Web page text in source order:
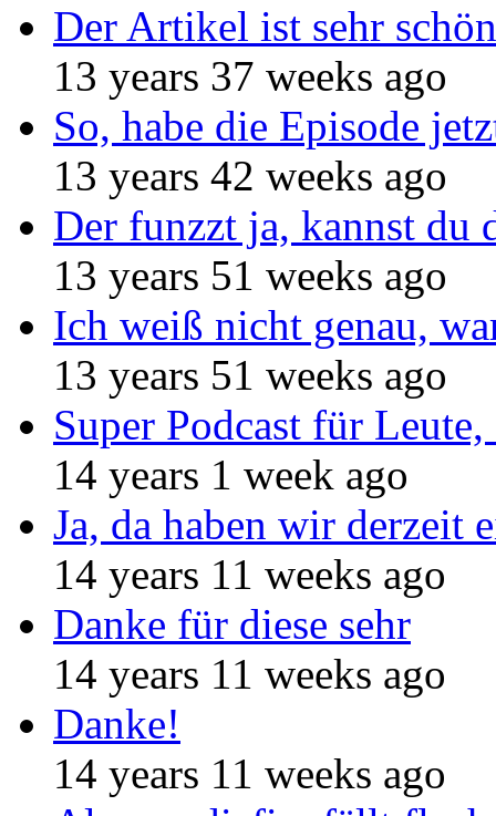
Der Artikel ist sehr schön
13 years 37 weeks ago
So, habe die Episode
13 years 42 weeks ago
Der funzzt ja, kannst du
13 years 51 weeks ago
Ich weiß nicht genau,
13 years 51 weeks ago
Super Podcast für Leute,
14 years 1 week ago
Ja, da haben wir derzeit
14 years 11 weeks ago
Danke für diese sehr
14 years 11 weeks ago
Danke!
14 years 11 weeks ago